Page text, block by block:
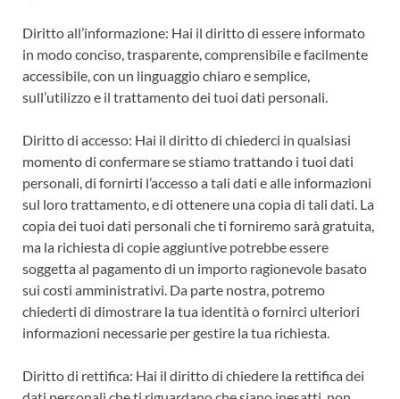
Diritto all’informazione: Hai il diritto di essere informato
in modo conciso, trasparente, comprensibile e facilmente
accessibile, con un linguaggio chiaro e semplice,
sull’utilizzo e il trattamento dei tuoi dati personali.
Diritto di accesso: Hai il diritto di chiederci in qualsiasi
momento di confermare se stiamo trattando i tuoi dati
personali, di fornirti l’accesso a tali dati e alle informazioni
sul loro trattamento, e di ottenere una copia di tali dati. La
copia dei tuoi dati personali che ti forniremo sarà gratuita,
ma la richiesta di copie aggiuntive potrebbe essere
soggetta al pagamento di un importo ragionevole basato
sui costi amministrativi. Da parte nostra, potremo
chiederti di dimostrare la tua identità o fornirci ulteriori
informazioni necessarie per gestire la tua richiesta.
Diritto di rettifica: Hai il diritto di chiedere la rettifica dei